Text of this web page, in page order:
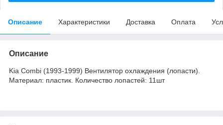
Описание Характеристики Доставка Оплата
Описание
Kia Combi (1993-1999) Вентилятор охлаждения (лопасти).
Материал: пластик. Количество лопастей: 11шт